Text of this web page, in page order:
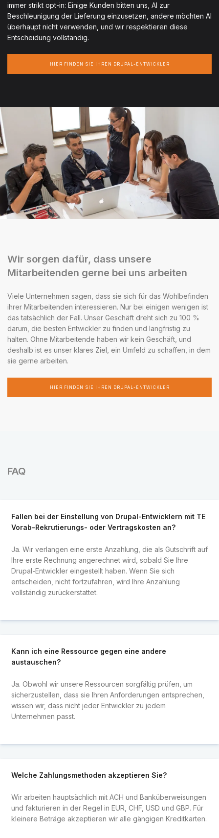
immer strikt opt-in: Einige Kunden bitten uns, AI zur
Beschleunigung der Lieferung einzusetzen, andere möchten AI
überhaupt nicht verwenden, und wir respektieren diese
Entscheidung vollständig.
HIER FINDEN SIE IHREN DRUPAL-ENTWICKLER
Wir sorgen dafür, dass unsere
Mitarbeitenden gerne bei uns arbeiten
Viele Unternehmen sagen, dass sie sich für das Wohlbefinden
ihrer Mitarbeitenden interessieren. Nur bei einigen wenigen ist
das tatsächlich der Fall. Unser Geschäft dreht sich zu 100 %
darum, die besten Entwickler zu finden und langfristig zu
halten. Ohne Mitarbeitende haben wir kein Geschäft, und
deshalb ist es unser klares Ziel, ein Umfeld zu schaffen, in dem
sie gerne arbeiten.
HIER FINDEN SIE IHREN DRUPAL-ENTWICKLER
FAQ
Fallen bei der Einstellung von Drupal-Entwicklern mit TE
Vorab-Rekrutierungs- oder Vertragskosten an?
Ja. Wir verlangen eine erste Anzahlung, die als Gutschrift auf
Ihre erste Rechnung angerechnet wird, sobald Sie Ihre
Drupal-Entwickler eingestellt haben. Wenn Sie sich
entscheiden, nicht fortzufahren, wird Ihre Anzahlung
vollständig zurückerstattet.
Kann ich eine Ressource gegen eine andere
austauschen?
Ja. Obwohl wir unsere Ressourcen sorgfältig prüfen, um
sicherzustellen, dass sie Ihren Anforderungen entsprechen,
wissen wir, dass nicht jeder Entwickler zu jedem
Unternehmen passt.
Welche Zahlungsmethoden akzeptieren Sie?
Wir arbeiten hauptsächlich mit ACH und Banküberweisungen
und fakturieren in der Regel in EUR, CHF, USD und GBP. Für
kleinere Beträge akzeptieren wir alle gängigen Kreditkarten.